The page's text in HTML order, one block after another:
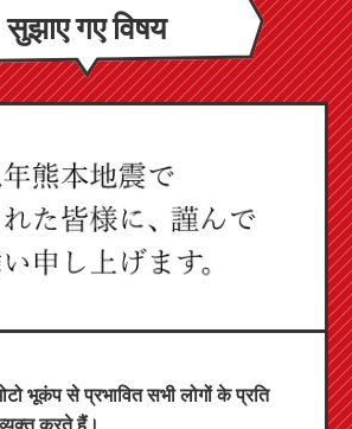
सुझाए गए विषय
भूकंप से प्रभावित सभी लोगों के प्रति
करते हैं।